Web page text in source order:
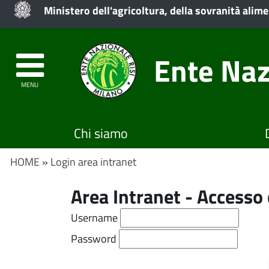
Ministero dell'agricoltura, della sovranità
MENU Ente
Chi siamo
HOME » Login area intranet
Area Intranet -
Username
Password